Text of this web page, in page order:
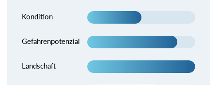
Kondition
Gefahrenpotenzial
Landschaft